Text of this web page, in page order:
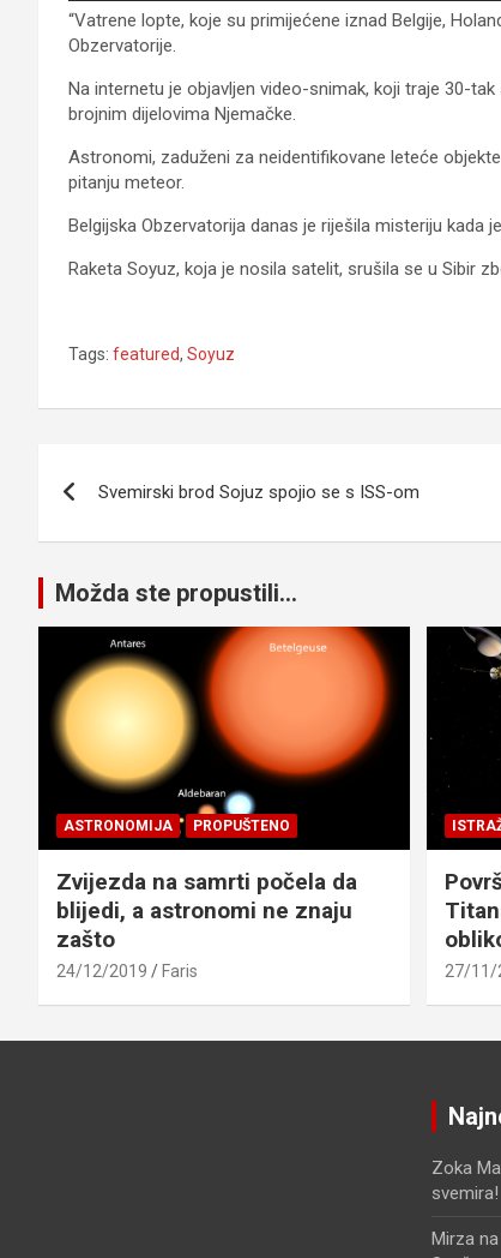
“Vatrene lopte, koje su primijećene iznad Belgije,
Obzervatorije.
Na internetu je objavljen video-snimak, koji traje 30-
brojnim dijelovima Njemačke.
Astronomi, zaduženi za neidentifikovane leteće
pitanju meteor.
Belgijska Obzervatorija danas je riješila misteriju kada
Raketa Soyuz, koja je nosila satelit, srušila se u Sibir
Tags: featured, Soyuz
članaka
Svemirski brod Sojuz spojio se s ISS-om
Možda ste propustili...
ASTRONOMIJA PROPUŠTENO
Zvijezda na samrti počela da
blijedi, a astronomi ne znaju
zašto
24/12/2019 Faris 27/11/
Zoka
svemira!
Mirzana